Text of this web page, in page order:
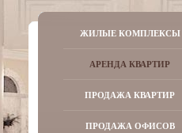
ЖИЛЫЕ КОМПЛЕКСЫ
АРЕНДА КВАРТИР
ПРОДАЖА КВАРТИР
ПРОДАЖА ОФИСОВ